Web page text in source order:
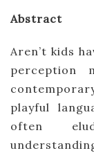
Abstract
Aren’t kids
perception
playful
often